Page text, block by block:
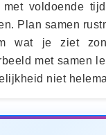
voldoende
Plan samen
wat je ziet
met samen
niet